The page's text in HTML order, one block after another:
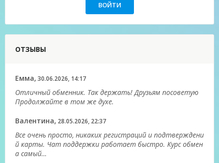
ОТЗЫВЫ
Емма, 30.06.2026, 14:17
Отличный обменник. Так держать! Друзьям посоветую
Продолжайте в том же духе.
Валентина, 28.05.2026, 22:37
Все очень просто, никаких регистраций и подтверждени
й карты. Чат поддержки работает быстро. Курс обмен
а самый…